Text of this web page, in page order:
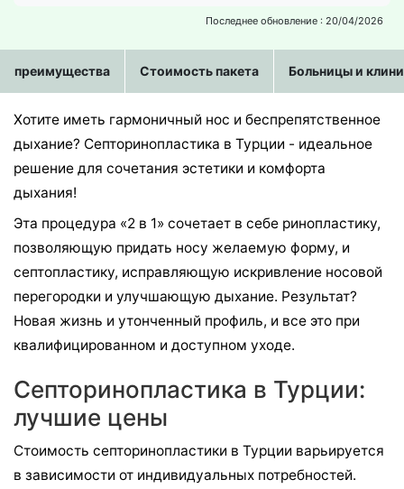
Последнее обновление : 20/04/2026
преимущества Стоимость пакета Больницы и
Хотите иметь гармоничный нос и беспрепятственное
дыхание? Септоринопластика в Турции - идеальное
решение для сочетания эстетики и комфорта
дыхания!
Эта процедура «2 в 1» сочетает в себе ринопластику,
позволяющую придать носу желаемую форму, и
септопластику, исправляющую искривление носовой
перегородки и улучшающую дыхание. Результат?
Новая жизнь и утонченный профиль, и все это при
квалифицированном и доступном уходе.
Септоринопластика в Турции:
лучшие цены
Стоимость септоринопластики в Турции варьируется
в зависимости от индивидуальных потребностей.